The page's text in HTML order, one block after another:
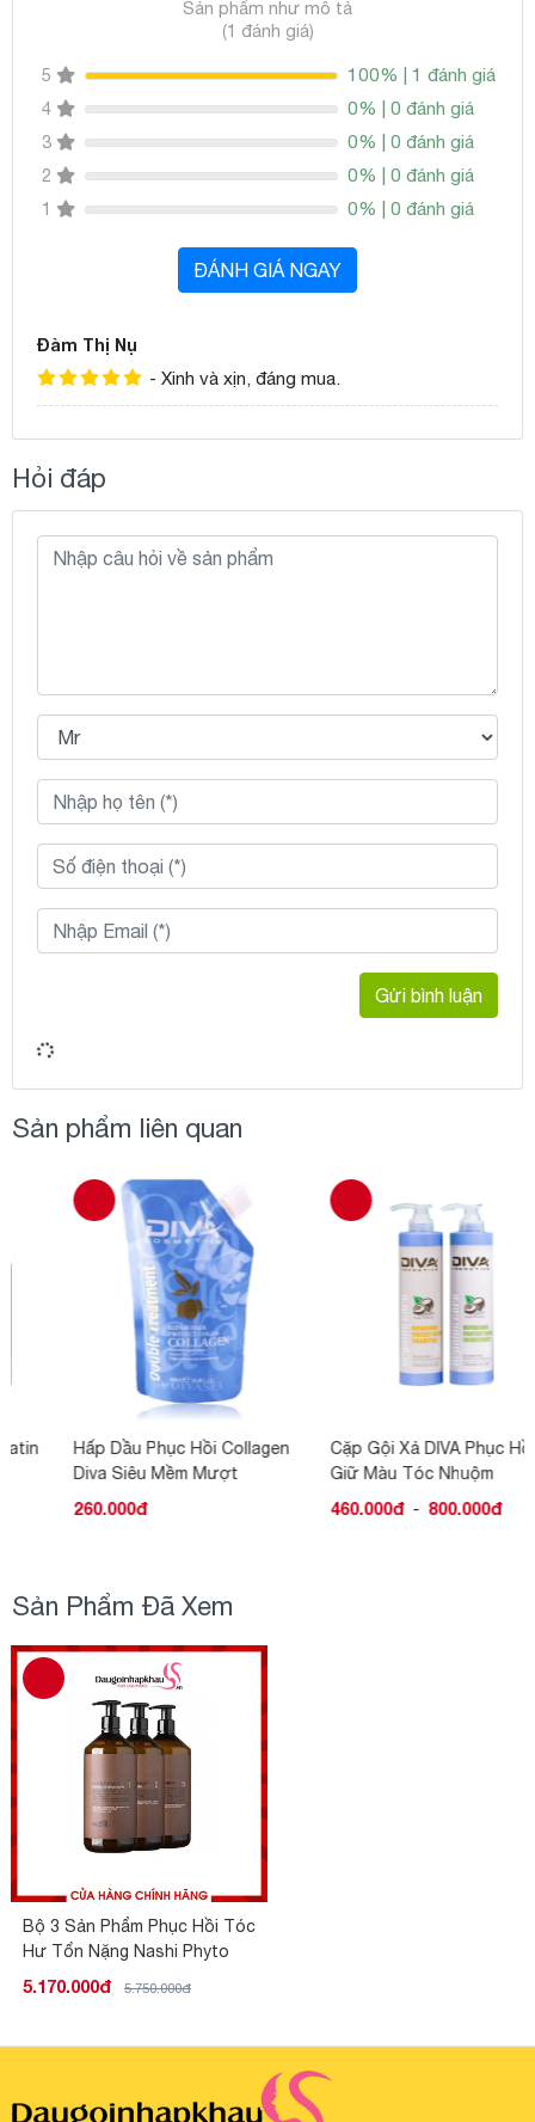
Sản phẩm như mô tả
(1 đánh giá)
5 100% | 1 đánh giá
4 0% | 0 đánh giá
3 0% | 0 đánh giá
2 0% | 0 đánh giá
1 0% | 0 đánh giá
ĐÁNH GIÁ NGAY
Đàm Thị Nụ
- Xinh và xịn, đáng mua.
Hỏi đáp
Gửi bình luận
Sản phẩm liên quan
Hấp Dầu Phục Hồi Collagen
Diva Siêu Mềm Mượt
260.000đ
Cặp Gội Xả DIVA Phục Hồi
Giữ Màu Tóc Nhuộm
460.000đ - 800.000đ
Sản Phẩm Đã Xem
Bộ 3 Sản Phẩm Phục Hồi Tóc
Hư Tổn Nặng Nashi Phyto
Repair
5.170.000đ 5.750.000đ